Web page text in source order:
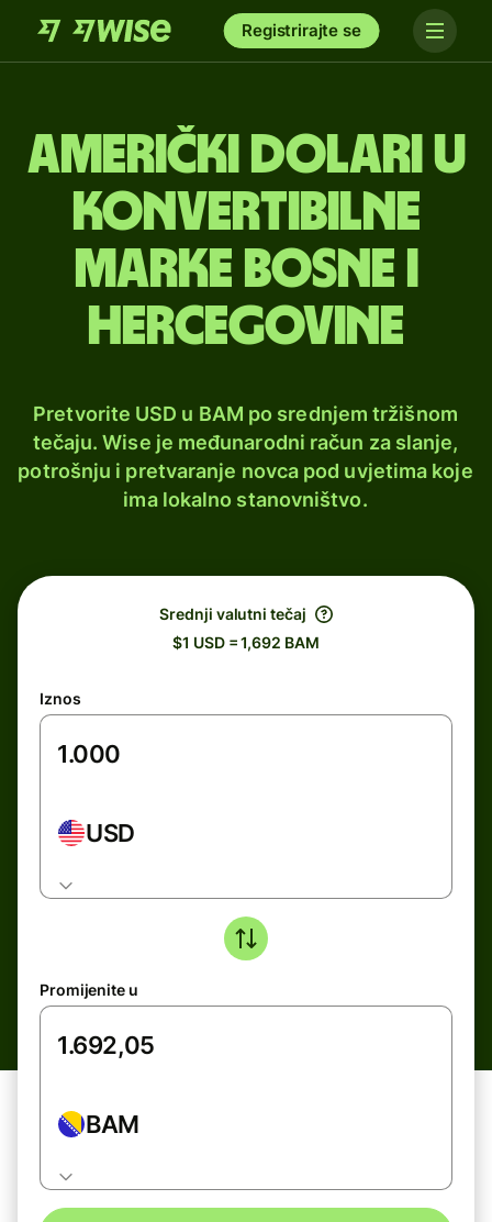
Registrirajte se
Američki dolari u
konvertibilne
marke Bosne i
Hercegovine
Pretvorite USD u BAM po srednjem tržišnom
tečaju. Wise je međunarodni račun za slanje,
potrošnju i pretvaranje novca pod uvjetima koje
ima lokalno stanovništvo.
Srednji valutni tečaj
$1 USD = 1,692 BAM
Iznos
USD
Promijenite u
BAM